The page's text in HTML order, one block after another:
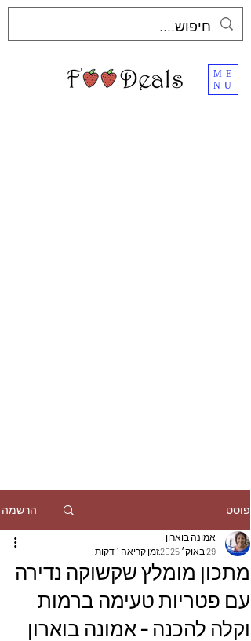
ME
NU
פוסט הרשמה
מתכון מומלץ שקשוקה נדירה
עם פטריות טעימה ברמות
וקלה להכנה - אמונה בוארון
אמונה בוארון
29 באוק׳ 2025
זמן קריאה 1 דקות